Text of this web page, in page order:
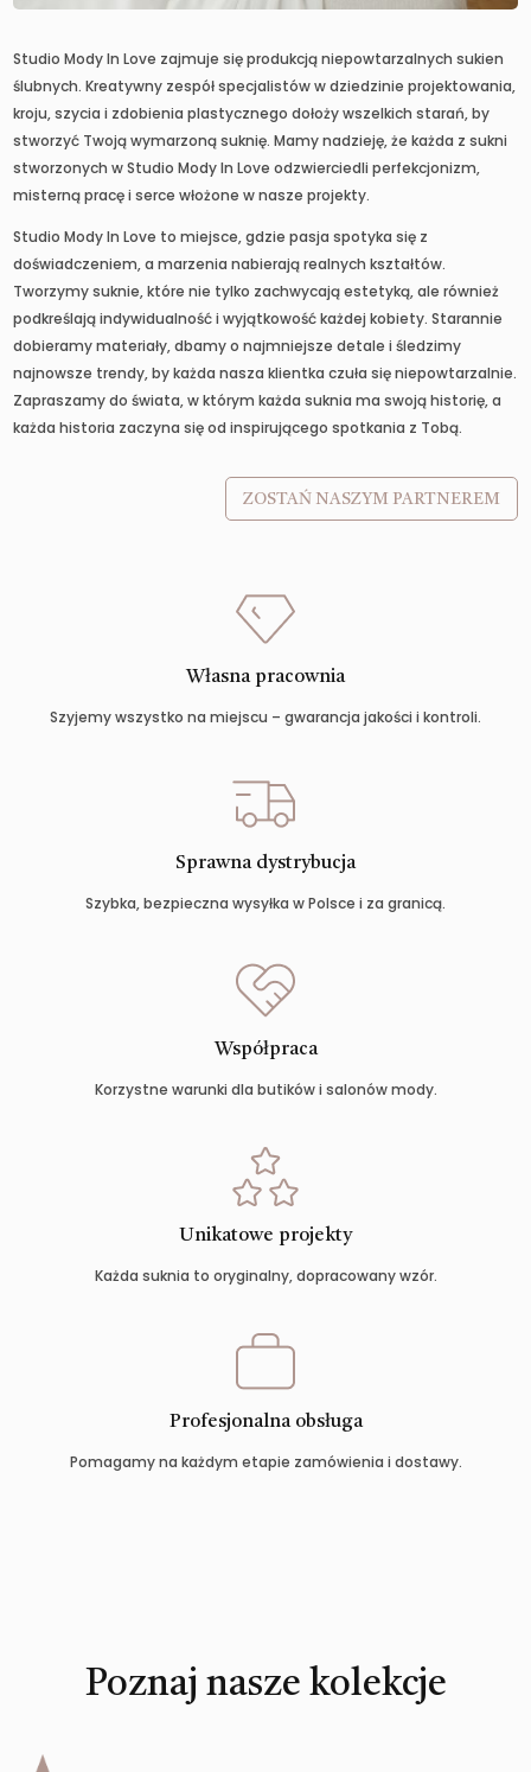
Studio Mody In Love zajmuje się produkcją niepowtarzalnych sukien
ślubnych. Kreatywny zespół specjalistów w dziedzinie projektowania,
kroju, szycia i zdobienia plastycznego dołoży wszelkich starań, by
stworzyć Twoją wymarzoną suknię. Mamy nadzieję, że każda z sukni
stworzonych w Studio Mody In Love odzwierciedli perfekcjonizm,
misterną pracę i serce włożone w nasze projekty.
Studio Mody In Love to miejsce, gdzie pasja spotyka się z
doświadczeniem, a marzenia nabierają realnych kształtów.
Tworzymy suknie, które nie tylko zachwycają estetyką, ale również
podkreślają indywidualność i wyjątkowość każdej kobiety. Starannie
dobieramy materiały, dbamy o najmniejsze detale i śledzimy
najnowsze trendy, by każda nasza klientka czuła się niepowtarzalnie.
Zapraszamy do świata, w którym każda suknia ma swoją historię, a
każda historia zaczyna się od inspirującego spotkania z Tobą.
ZOSTAŃ NASZYM PARTNEREM
Własna pracownia
Szyjemy wszystko na miejscu – gwarancja jakości i kontroli.
Sprawna dystrybucja
Szybka, bezpieczna wysyłka w Polsce i za granicą.
Współpraca
Korzystne warunki dla butików i salonów mody.
Unikatowe projekty
Każda suknia to oryginalny, dopracowany wzór.
Profesjonalna obsługa
Pomagamy na każdym etapie zamówienia i dostawy.
Poznaj nasze kolekcje